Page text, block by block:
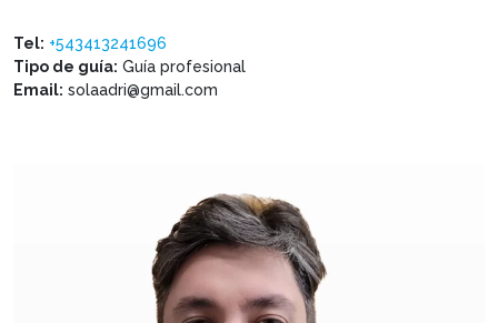
Tel: +543413241696
Tipo de guía: Guía profesional
Email: solaadri@gmail.com